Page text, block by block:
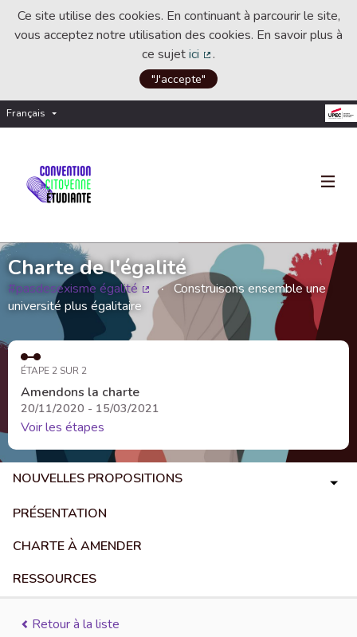
Ce site utilise des cookies. En continuant à parcourir le site,
vous acceptez notre utilisation des cookies. En savoir plus à
ce sujetici
(Lien externe)
.
"J'accepte"
Français Choisir la langue
Charte de l'égalité
#pasdesexisme égalité
(Lien externe)
Construisons ensemble une
université plus égalitaire
ÉTAPE 2 SUR 2
Amendons la charte
20/11/2020 - 15/03/2021
Voir les étapes
NOUVELLES PROPOSITIONS
PRÉSENTATION
CHARTE À AMENDER
RESSOURCES
Retour à la liste